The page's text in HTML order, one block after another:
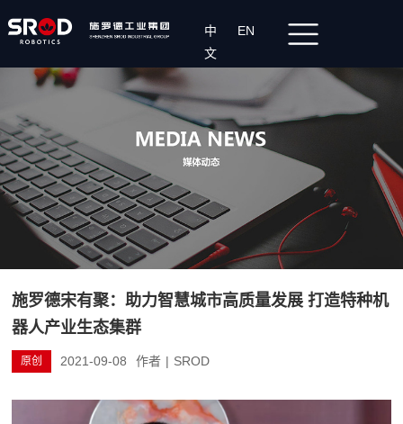
中
文
EN
施罗德宋有聚：助力智慧城市高质量发展 打造特种机
器人产业生态集群
原创 2021-09-08 作者 | SROD